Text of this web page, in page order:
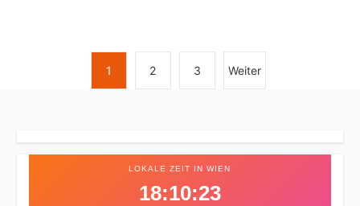
1 2 3 Weiter
LOKALE ZEIT IN WIEN
18:10:26